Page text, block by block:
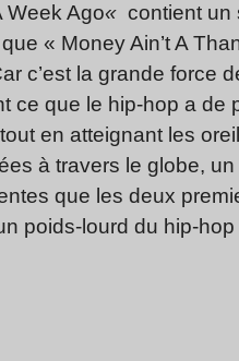
Ago« contient un
« Money Ain’t A
c’est la grande force
ce que le hip-hop a
en atteignant les
à travers le globe,
que les deux
poids-lourd du hip-